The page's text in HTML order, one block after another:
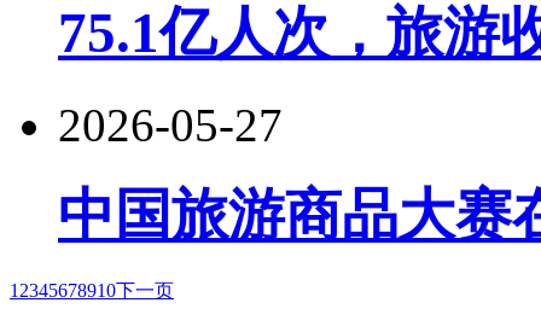
75.1亿人次，旅游
2026-05-27
中国旅游商品大赛
1 2345678910下一页